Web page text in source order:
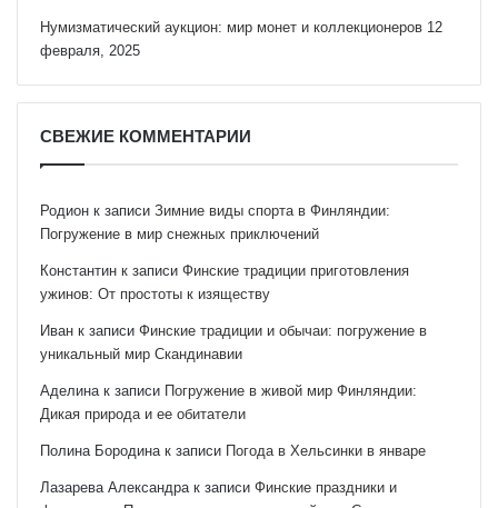
Нумизматический аукцион: мир монет и коллекционеров 12
февраля, 2025
СВЕЖИЕ КОММЕНТАРИИ
Родион к записи Зимние виды спорта в Финляндии:
Погружение в мир снежных приключений
Константин к записи Финские традиции приготовления
ужинов: От простоты к изяществу
Иван к записи Финские традиции и обычаи: погружение в
уникальный мир Скандинавии
Аделина к записи Погружение в живой мир Финляндии:
Дикая природа и ее обитатели
Полина Бородина к записи Погода в Хельсинки в январе
Лазарева Александра к записи Финские праздники и